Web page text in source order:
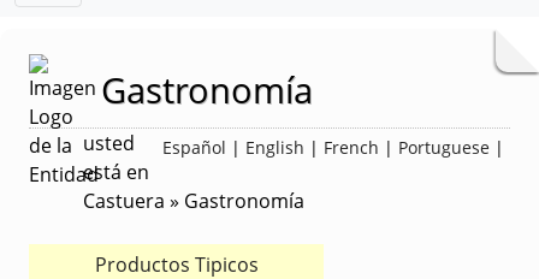
Gastronomía
Español | English | French | Portuguese |
usted
está en
Castuera » Gastronomía
Productos Tipicos